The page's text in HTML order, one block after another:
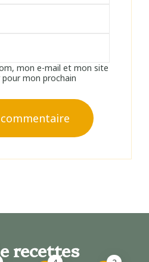
mon e-mail et mon site
mon prochain
recettes